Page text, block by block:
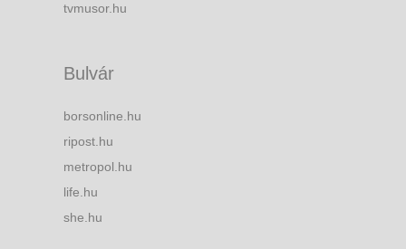
tvmusor.hu
Bulvár
borsonline.hu
ripost.hu
metropol.hu
life.hu
she.hu